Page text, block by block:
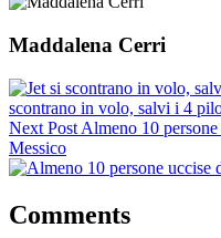
Maddalena Cerri
scontrano in volo, salvi i 4
Next Post Almeno 10
Messico
Comments